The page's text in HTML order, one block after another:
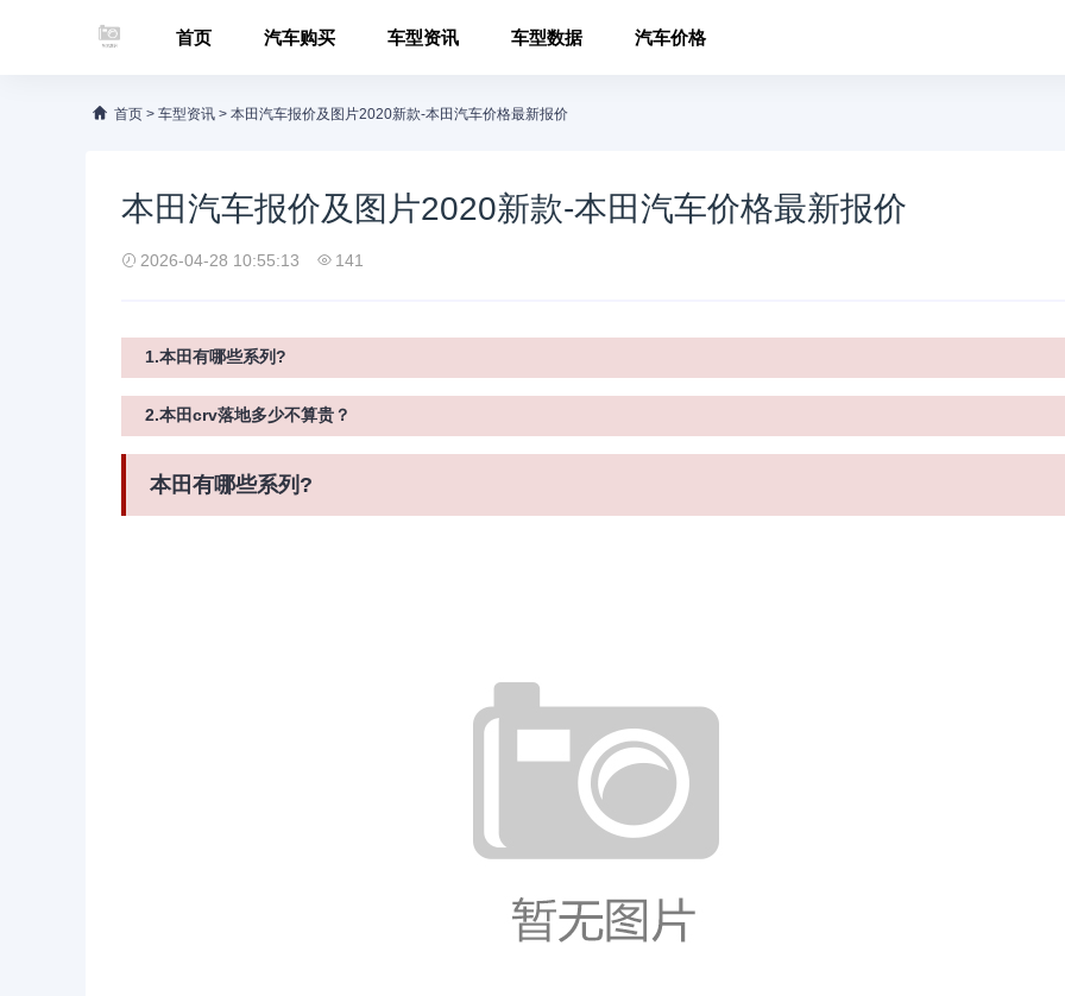
首页 汽车购买 车型资讯 车型数据 汽车价格
首页 > 车型资讯 > 本田汽车报价及图片2020新款-本田汽车价格最新报价
本田汽车报价及图片2020新款-本田汽车价格最新报价
2026-04-28 10:55:13 141
1.本田有哪些系列?
2.本田crv落地多少不算贵？
本田有哪些系列?